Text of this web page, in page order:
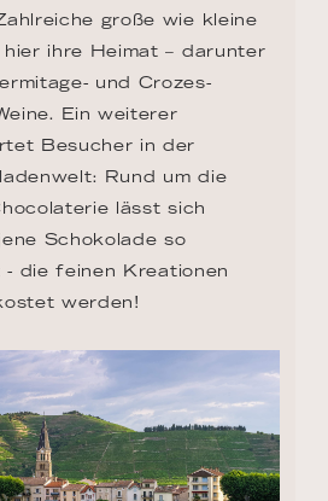
große wie kleine
hier ihre Heimat – darunter
und Crozes-
Ein weiterer
Besucher in der
Rund um die
lässt sich
Schokolade so
- die feinen Kreationen
werden!